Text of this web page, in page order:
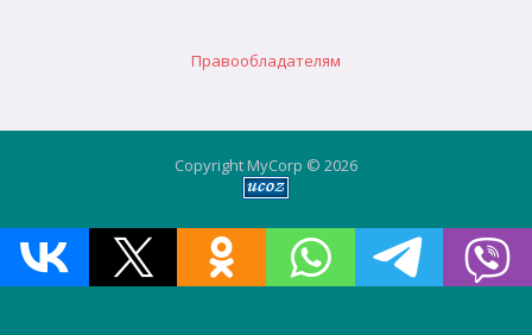
Правообладателям
Copyright MyCorp © 2026